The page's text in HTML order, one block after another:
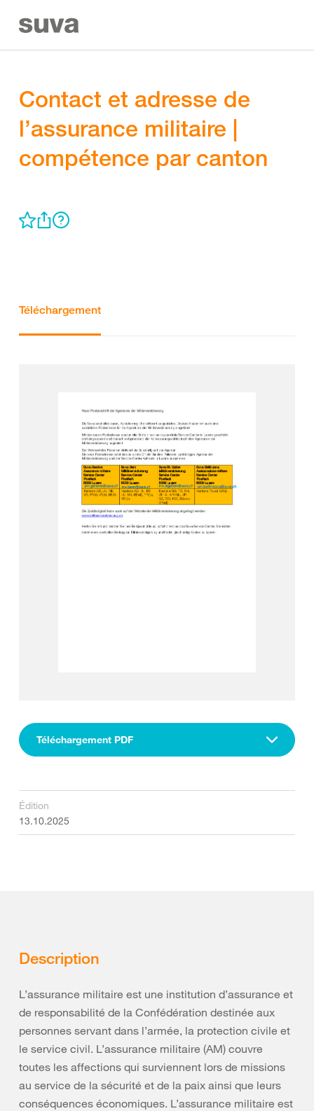
Contact et adresse de
l’assurance militaire |
compétence par canton
Téléchargement
Téléchargement PDF
Édition
13.10.2025
Description
L’assurance militaire est une institution d’assurance et
de responsabilité de la Confédération destinée aux
personnes servant dans l’armée, la protection civile et
le service civil. L’assurance militaire (AM) couvre
toutes les affections qui surviennent lors de missions
au service de la sécurité et de la paix ainsi que leurs
conséquences économiques. L’assurance militaire est